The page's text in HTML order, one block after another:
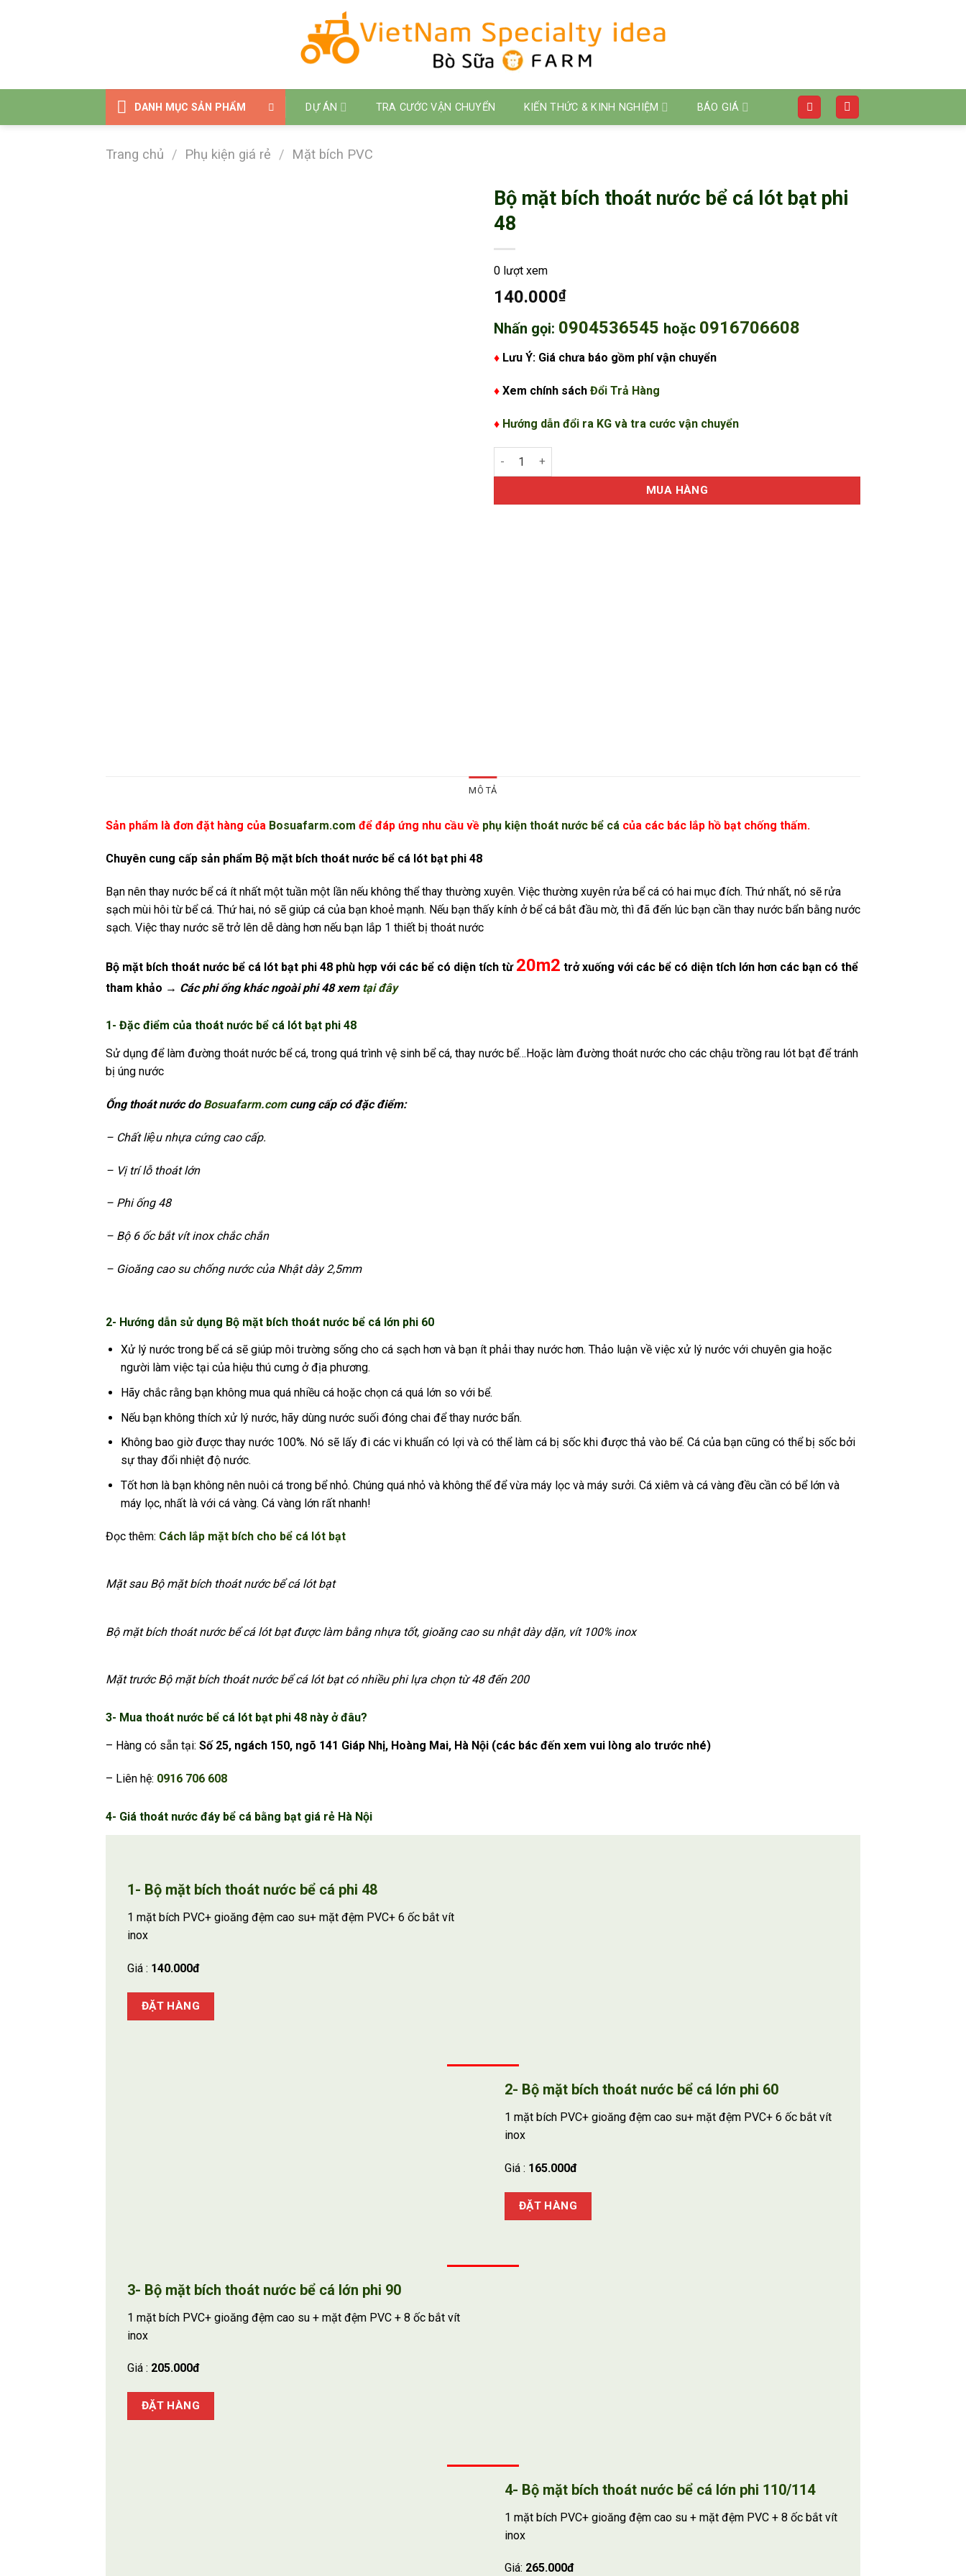
DANH MỤC SẢN PHẨM DỰ ÁN TRA CƯỚC VẬN CHUYỂN KIẾN THỨC & KINH NGHIỆM BÁO GIÁ
Trang chủ / Phụ kiện giá rẻ / Mặt bích PVC
Bộ mặt bích thoát nước bể cá lót bạt phi
48
0 lượt xem
140.000₫
Nhấn gọi: 0904536545 hoặc 0916706608
♦ Lưu Ý: Giá chưa báo gồm phí vận chuyển
♦ Xem chính sách Đổi Trả Hàng
♦ Hướng dẫn đổi ra KG và tra cước vận chuyển
Bộ mặt bích thoát nước bể cá lót bạt phi 48 số lượng
MUA HÀNG
MÔ TẢ
Sản phẩm là đơn đặt hàng của Bosuafarm.com để đáp ứng nhu cầu về phụ kiện thoát nước bể cá của các bác lắp hồ bạt chống thấm.
Chuyên cung cấp sản phẩm Bộ mặt bích thoát nước bể cá lót bạt phi 48
Bạn nên thay nước bể cá ít nhất một tuần một lần nếu không thể thay thường xuyên. Việc thường xuyên rửa bể cá có hai mục đích. Thứ nhất, nó sẽ rửa
sạch mùi hôi từ bể cá. Thứ hai, nó sẽ giúp cá của bạn khoẻ mạnh. Nếu bạn thấy kính ở bể cá bắt đầu mờ, thì đã đến lúc bạn cần thay nước bẩn bằng nước
sạch. Việc thay nước sẽ trở lên dễ dàng hơn nếu bạn lắp 1 thiết bị thoát nước
Bộ mặt bích thoát nước bể cá lót bạt phi 48 phù hợp với các bể có diện tích từ 20m2 trở xuống với các bể có diện tích lớn hơn các bạn có thể
tham khảo → Các phi ống khác ngoài phi 48 xem tại đây
1- Đặc điểm của thoát nước bể cá lót bạt phi 48
Sử dụng để làm đường thoát nước bể cá, trong quá trình vệ sinh bể cá, thay nước bể…Hoặc làm đường thoát nước cho các chậu trồng rau lót bạt để tránh
bị úng nước
Ống thoát nước do Bosuafarm.comcung cấp có đặc điểm:
– Chất liệu nhựa cứng cao cấp.
– Vị trí lỗ thoát lớn
– Phi ống 48
– Bộ 6 ốc bắt vít inox chắc chắn
– Gioăng cao su chống nước của Nhật dày 2,5mm
2- Hướng dẫn sử dụng Bộ mặt bích thoát nước bể cá lớn phi 60
Xử lý nước trong bể cá sẽ giúp môi trường sống cho cá sạch hơn và bạn ít phải thay nước hơn. Thảo luận về việc xử lý nước với chuyên gia hoặc
người làm việc tại của hiệu thú cưng ở địa phương.
Hãy chắc rằng bạn không mua quá nhiều cá hoặc chọn cá quá lớn so với bể.
Nếu bạn không thích xử lý nước, hãy dùng nước suối đóng chai để thay nước bẩn.
Không bao giờ được thay nước 100%. Nó sẽ lấy đi các vi khuẩn có lợi và có thể làm cá bị sốc khi được thả vào bể. Cá của bạn cũng có thể bị sốc bởi
sự thay đổi nhiệt độ nước.
Tốt hơn là bạn không nên nuôi cá trong bể nhỏ. Chúng quá nhỏ và không thể để vừa máy lọc và máy sưởi. Cá xiêm và cá vàng đều cần có bể lớn và
máy lọc, nhất là với cá vàng. Cá vàng lớn rất nhanh!
Đọc thêm: Cách lắp mặt bích cho bể cá lót bạt
Mặt sau Bộ mặt bích thoát nước bể cá lót bạt
Bộ mặt bích thoát nước bể cá lót bạt được làm bằng nhựa tốt, gioăng cao su nhật dày dặn, vít 100% inox
Mặt trước Bộ mặt bích thoát nước bể cá lót bạt có nhiều phi lựa chọn từ 48 đến 200
3- Mua thoát nước bể cá lót bạt phi 48 này ở đâu?
– Hàng có sẵn tại: Số 25, ngách 150, ngõ 141 Giáp Nhị, Hoàng Mai, Hà Nội (các bác đến xem vui lòng alo trước nhé)
– Liên hệ: 0916 706 608
4- Giá thoát nước đáy bể cá bằng bạt giá rẻ Hà Nội
1- Bộ mặt bích thoát nước bể cá phi 48
1 mặt bích PVC+ gioăng đệm cao su+ mặt đệm PVC+ 6 ốc bắt vít
inox
Giá : 140.000đ
ĐẶT HÀNG
2- Bộ mặt bích thoát nước bể cá lớn phi 60
1 mặt bích PVC+ gioăng đệm cao su+ mặt đệm PVC+ 6 ốc bắt vít
inox
Giá : 165.000đ
ĐẶT HÀNG
3- Bộ mặt bích thoát nước bể cá lớn phi 90
1 mặt bích PVC+ gioăng đệm cao su + mặt đệm PVC + 8 ốc bắt vít
inox
Giá : 205.000đ
ĐẶT HÀNG
4- Bộ mặt bích thoát nước bể cá lớn phi 110/114
1 mặt bích PVC+ gioăng đệm cao su + mặt đệm PVC + 8 ốc bắt vít
inox
Giá: 265.000đ